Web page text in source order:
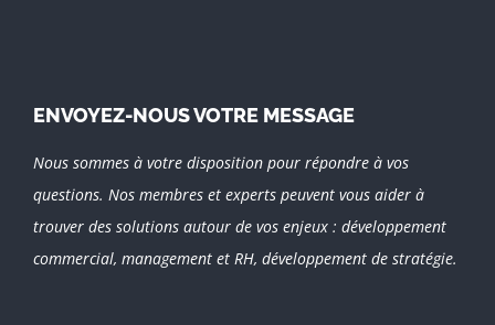
ENVOYEZ-NOUS VOTRE MESSAGE
Nous sommes à votre disposition pour répondre à vos
questions. Nos membres et experts peuvent vous aider à
trouver des solutions autour de vos enjeux : développement
commercial, management et RH, développement de stratégie.